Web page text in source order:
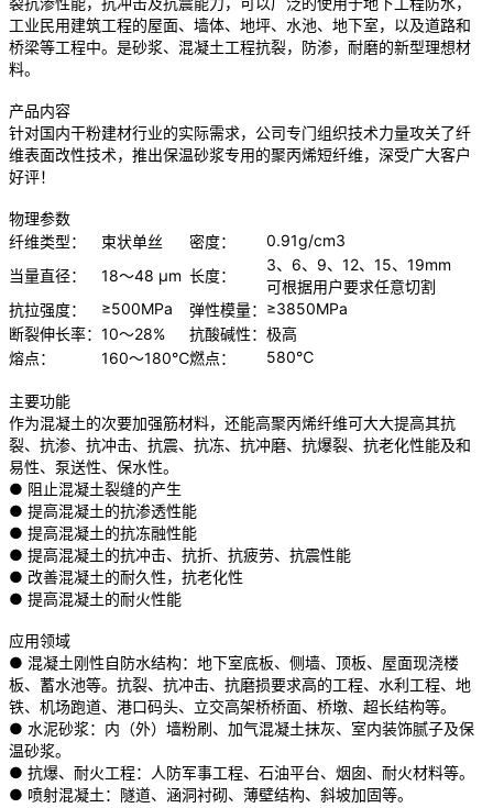
工业民用建筑工程的屋面、墙体、地坪、水池、地下室，以及道路和
桥梁等工程中。是砂浆、混凝土工程抗裂，防渗，耐磨的新型理想材
料。
产品内容
针对国内干粉建材行业的实际需求，公司专门组织技术力量攻关了纤
维表面改性技术，推出保温砂浆专用的聚丙烯短纤维，深受广大客户
好评！
物理参数
纤维类型：
束状单丝 密度：
0.91g/cm3
当量直径：
18～48 μm 长度：
3、6、9、12、15、19mm
可根据用户要求任意切割
抗拉强度：
≥500MPa 弹性模量： ≥3850MPa
断裂伸长率： 10～28% 抗酸碱性： 极高
熔点：
160～180℃燃点： 580℃
主要功能
作为混凝土的次要加强筋材料，还能高聚丙烯纤维可大大提高其抗
裂、抗渗、抗冲击、抗震、抗冻、抗冲磨、抗爆裂、抗老化性能及和
易性、泵送性、保水性。
● 阻止混凝土裂缝的产生
● 提高混凝土的抗渗透性能
● 提高混凝土的抗冻融性能
● 提高混凝土的抗冲击、抗折、抗疲劳、抗震性能
● 改善混凝土的耐久性，抗老化性
● 提高混凝土的耐火性能
应用领域
● 混凝土刚性自防水结构：地下室底板、侧墙、顶板、屋面现浇楼
板、蓄水池等。抗裂、抗冲击、抗磨损要求高的工程、水利工程、地
铁、机场跑道、港口码头、立交高架桥桥面、桥墩、超长结构等。
● 水泥砂浆：内（外）墙粉刷、加气混凝土抹灰、室内装饰腻子及保
温砂浆。
● 抗爆、耐火工程：人防军事工程、石油平台、烟囱、耐火材料等。
● 喷射混凝土：隧道、涵洞衬砌、薄壁结构、斜坡加固等。